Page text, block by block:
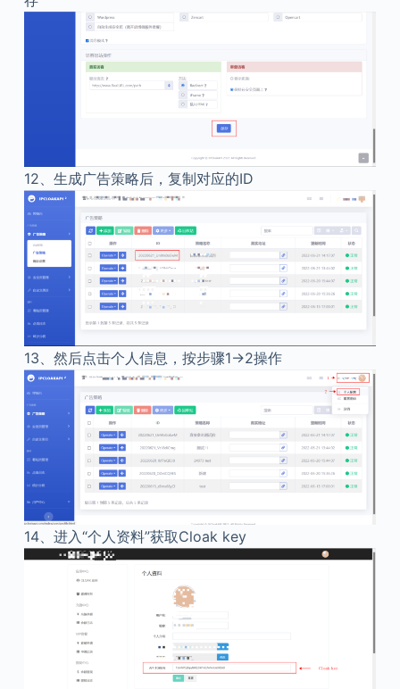
12、 生成广告策略后，复制对应的ID
13、 然后点击个人信息，按步骤1→2操作
14、 进入“个人资料”获取Cloak key